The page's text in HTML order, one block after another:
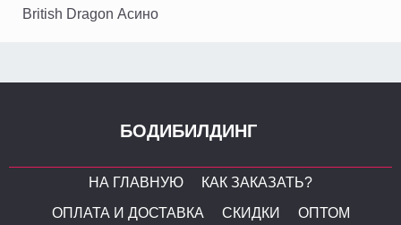
British Dragon Асино
БОДИБИЛДИНГ
НА ГЛАВНУЮ
КАК ЗАКАЗАТЬ?
ОПЛАТА И ДОСТАВКА
СКИДКИ ОПТОМ